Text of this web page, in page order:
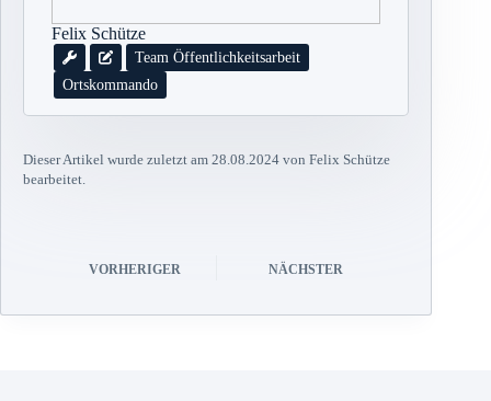
Felix Schütze
Team Öffentlichkeitsarbeit
Ortskommando
Dieser Artikel wurde zuletzt am 28.08.2024 von Felix Schütze
bearbeitet.
VORHERIGER NÄCHSTER